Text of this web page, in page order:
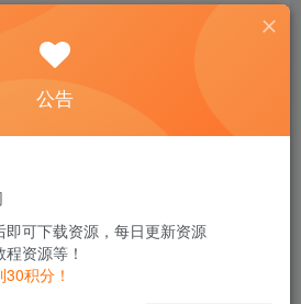
公告
可下载资源，每日更新资源
资源等！
积分！